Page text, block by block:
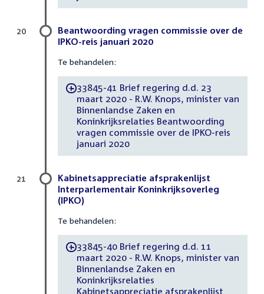
Beantwoording vragen commissie over de
IPKO-reis januari 2020
Te behandelen:
-33845-41 Brief regering d.d. 23
maart 2020 - R.W. Knops, minister van
Binnenlandse Zaken en
Koninkrijksrelaties Beantwoording
vragen commissie over de IPKO-reis
januari 2020
20
Kabinetsappreciatie afsprakenlijst
Interparlementair Koninkrijksoverleg
(IPKO)
Te behandelen:
-33845-40 Brief regering d.d. 11
maart 2020 - R.W. Knops, minister van
Binnenlandse Zaken en
Koninkrijksrelaties
Kabinetsappreciatie afsprakenlijst
21